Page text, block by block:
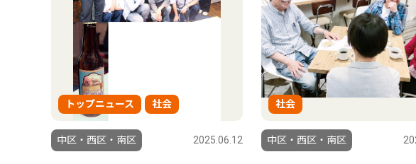
トップニュース 社会
中区・西区・南区 2025.06.12
社会
中区・西区・南区